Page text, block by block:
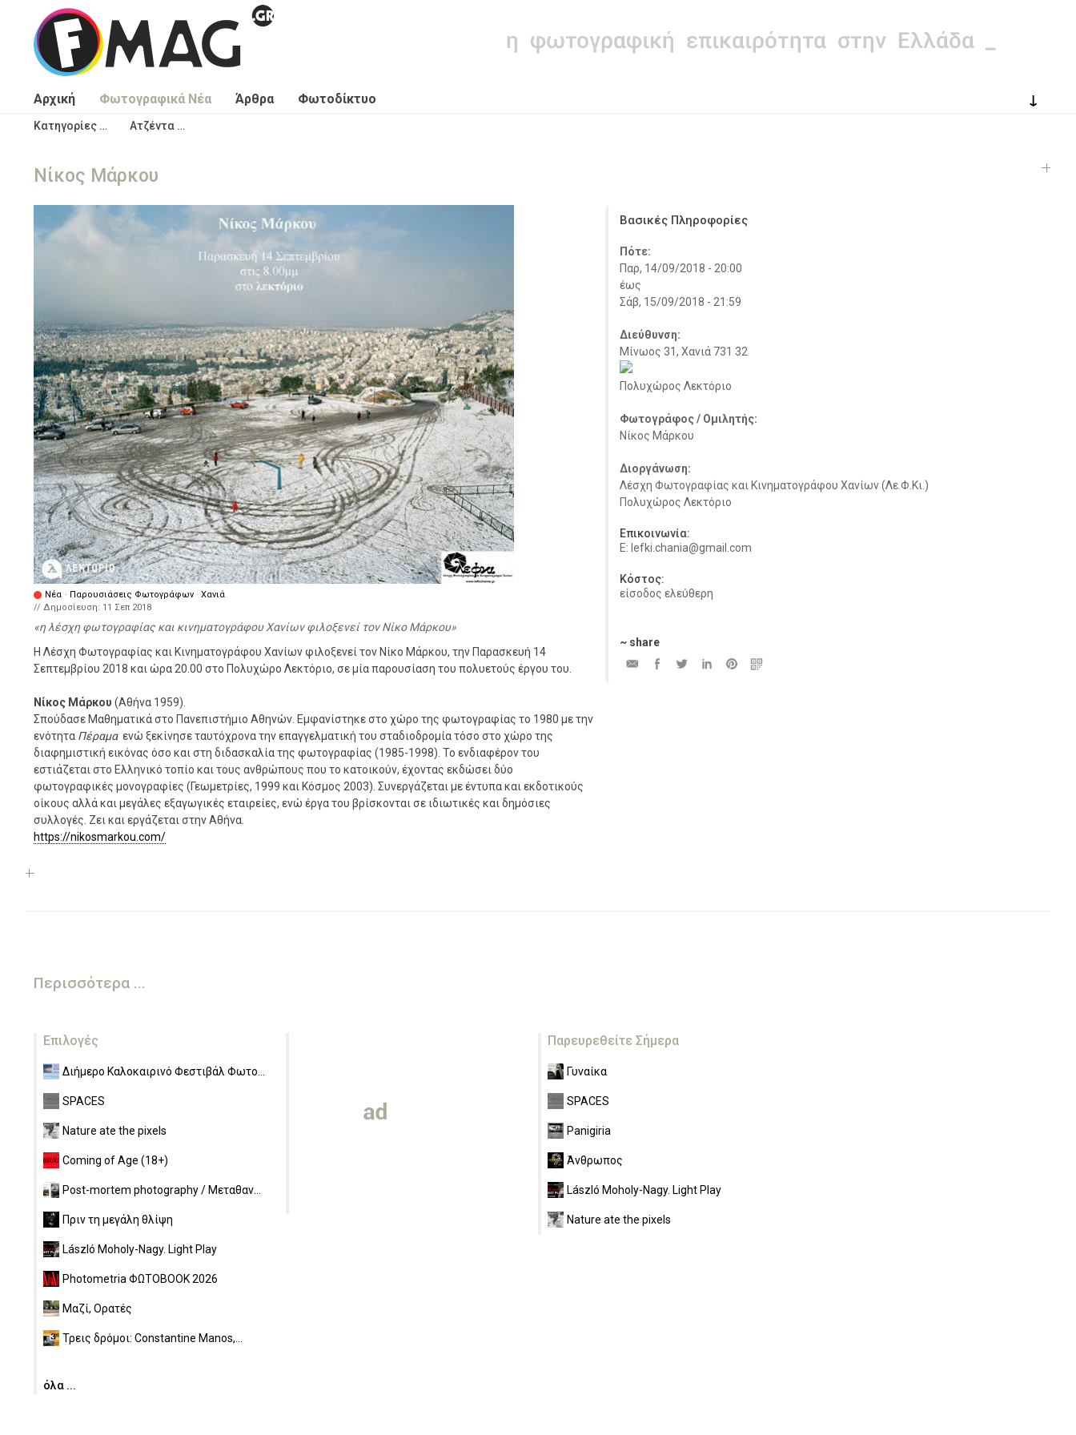
Παράκαμψη προς το κυρίως περιεχόμενο
Αρχική Φωτογραφικά Νέα Άρθρα Φωτοδίκτυο ↓
Κατηγορίες … Ατζέντα …
Νίκος Μάρκου
Νέα · Παρουσιάσεις Φωτογράφων · Χανιά
// Δημοσίευση: 11 Σεπ 2018
η λέσχη φωτογραφίας και κινηματογράφου Χανίων φιλοξενεί τον Νίκο Μάρκου
Η Λέσχη Φωτογραφίας και Κινηματογράφου Χανίων φιλοξενεί τον Νίκο Μάρκου, την Παρασκευή 14
Σεπτεμβρίου 2018 και ώρα 20.00 στο Πολυχώρο Λεκτόριο, σε μία παρουσίαση του πολυετούς έργου του.
Νίκος Μάρκου (Αθήνα 1959).
Σπούδασε Μαθηματικά στο Πανεπιστήμιο Αθηνών. Εμφανίστηκε στο χώρο της φωτογραφίας το 1980 με την
ενότητα Πέραμαενώ ξεκίνησε ταυτόχρονα την επαγγελματική του σταδιοδρομία τόσο στο χώρο της
διαφημιστική εικόνας όσο και στη διδασκαλία της φωτογραφίας (1985-1998). Το ενδιαφέρον του
εστιάζεται στο Ελληνικό τοπίο και τους ανθρώπους που το κατοικούν, έχοντας εκδώσει δύο
φωτογραφικές μονογραφίες (Γεωμετρίες, 1999 και Κόσμος 2003). Συνεργάζεται με έντυπα και εκδοτικούς
οίκους αλλά και μεγάλες εξαγωγικές εταιρείες, ενώ έργα του βρίσκονται σε ιδιωτικές και δημόσιες
συλλογές. Ζει και εργάζεται στην Αθήνα.
https://nikosmarkou.com/
Βασικές Πληροφορίες
Πότε:
Παρ, 14/09/2018 - 20:00
έως
Σάβ, 15/09/2018 - 21:59
Διεύθυνση:
Μίνωος 31, Χανιά 731 32
Πολυχώρος Λεκτόριο
Φωτογράφος / Ομιλητής:
Νίκος Μάρκου
Διοργάνωση:
Λέσχη Φωτογραφίας και Κινηματογράφου Χανίων (Λε.Φ.Κι.)
Πολυχώρος Λεκτόριο
Επικοινωνία:
E: lefki.chania@gmail.com
Κόστος:
είσοδος ελεύθερη
~ share
Περισσότερα ...
Επιλογές
Διήμερο Καλοκαιρινό Φεστιβάλ Φωτο...
SPACES
Nature ate the pixels
Coming of Age (18+)
Post-mortem photography / Μεταθαν...
Πριν τη μεγάλη θλίψη
László Moholy-Nagy. Light Play
Photometria ΦΩΤΟBOOK 2026
Μαζί, Ορατές
Τρεις δρόμοι: Constantine Manos,...
όλα ...
Παρευρεθείτε Σήμερα
Γυναίκα
SPACES
Panigiria
Άνθρωπος
László Moholy-Nagy. Light Play
Nature ate the pixels